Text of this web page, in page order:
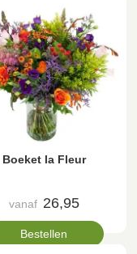
Boeket la Fleur
vanaf 26,95
Bestellen